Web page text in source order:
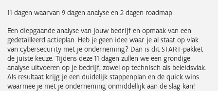
11 dagen waarvan 9 dagen analyse en 2 dagen roadmap
Een diepgaande analyse van jouw bedrijf en opmaak van een
gedetailleerd actieplan. Heb je geen idee waar je al staat op vlak
van cybersecurity met je onderneming? Dan is dit START-pakket
de juiste keuze. Tijdens deze 11 dagen zullen we een grondige
analyse uitvoeren op je bedrijf, zowel op technisch als beleidsvlak.
Als resultaat krijg je een duidelijk stappenplan en de quick wins
waarmee je met je onderneming onmiddellijk aan de slag kan!